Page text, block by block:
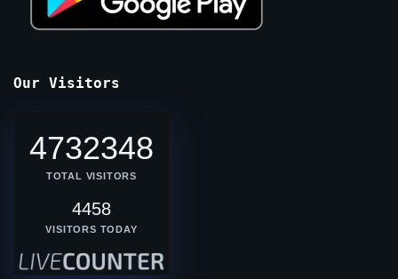
Our Visitors
4732348
TOTAL VISITORS
4458
VISITORS TODAY